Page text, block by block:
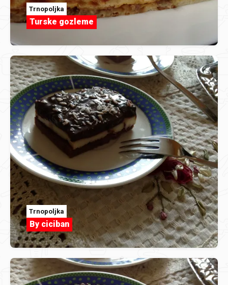
Trnopoljka
Turske gozleme
Trnopoljka
By ciciban